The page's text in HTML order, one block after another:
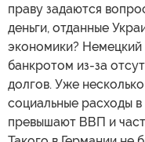
праву задаются
деньги, отданные
экономики? Немецкий
банкротом из-за
долгов. Уже
социальные расходы в
превышают ВВП и